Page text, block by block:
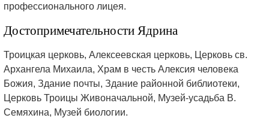
профессионального лицея.
Достопримечательности Ядрина
Троицкая церковь, Алексеевская церковь, Церковь св.
Архангела Михаила, Храм в честь Алексия человека
Божия, Здание почты, Здание районной библиотеки,
Церковь Троицы Живоначальной, Музей-усадьба В.
Семяхина, Музей биологии.